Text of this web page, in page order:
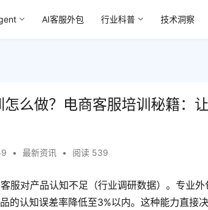
AI客服外包 行业科普 技术洞察
么做？电商客服培训秘籍：
• 最新资讯 • 阅读 539
服对产品认知不足（行业调研数据）。专业
的认知误差率降低至3%以内。这种能力直接